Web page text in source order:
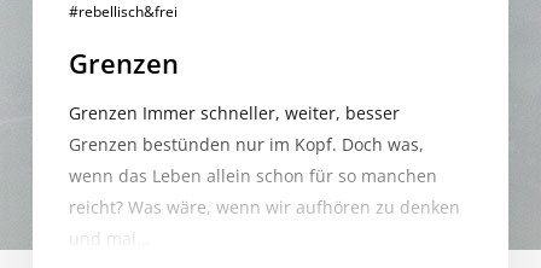
#rebellisch&frei
Grenzen
Grenzen Immer schneller, weiter, besser
Grenzen bestünden nur im Kopf. Doch was,
wenn das Leben allein schon für so manchen
reicht? Was wäre, wenn wir aufhören zu denken
und mal…